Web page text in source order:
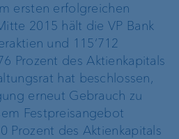
ersten erfolgreichen
2015 hält die VP Bank
und 115‘712
Prozent des Aktienkapitals
hat beschlossen,
erneut Gebrauch zu
Festpreisangebot
Prozent des Aktienkapitals